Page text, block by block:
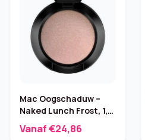
Mac Oogschaduw –
Naked Lunch Frost, 1,5
g
Vanaf €24,86